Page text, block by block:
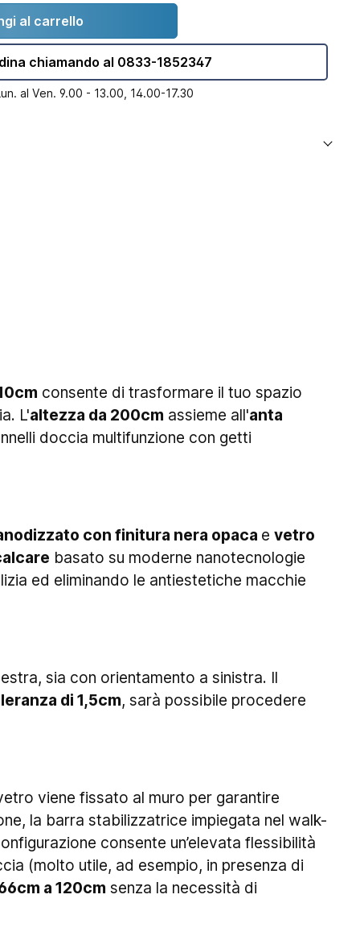
al carrello
chiamando al 0833-1852347
al Ven. 9.00 - 13.00, 14.00-17.30
consente di trasformare il tuo spazio
L'altezza da 200cm assieme all'anta
doccia multifunzione con getti
con finitura nera opaca e vetro
basato su moderne nanotecnologie
ed eliminando le antiestetiche macchie
sia con orientamento a sinistra. Il
di 1,5cm, sarà possibile procedere
viene fissato al muro per garantire
la barra stabilizzatrice impiegata nel walk-
consente un’elevata flessibilità
(molto utile, ad esempio, in presenza di
a 120cm senza la necessità di